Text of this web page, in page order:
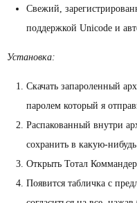
Свежий,
поддержкой Unicode и
Установка:
Скачать запароленный
паролем который я
Распакованный внутри
сохранить в какую-
Открыть Тотал
Появится табличка с